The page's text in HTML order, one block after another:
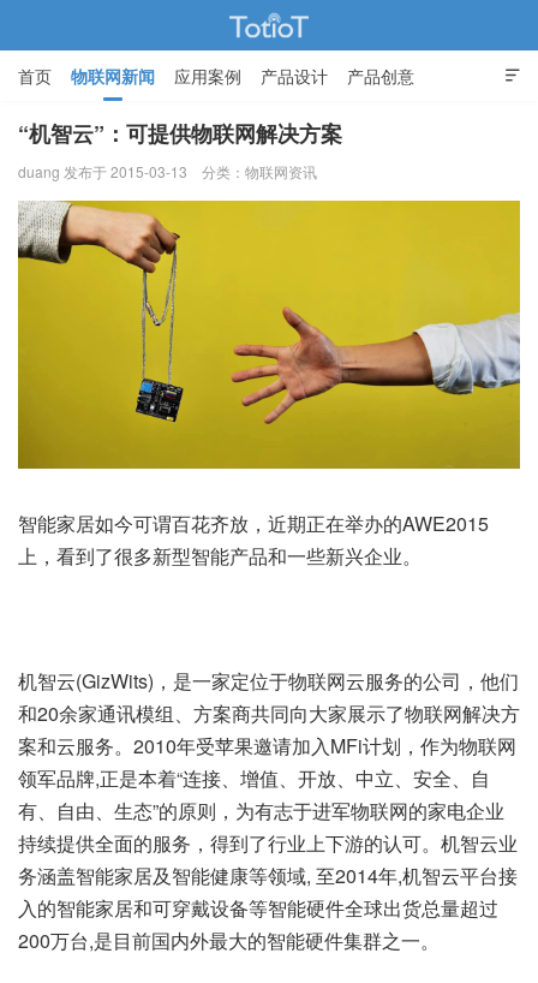
物联网的那些事 - Totiot

首页 物联网新闻 应用案例 产品设计 产品创意
智能家居
“机智云”：可提供物联网解决方案
duang 发布于 2015-03-13 分类： 物联网资讯
智能家居如今可谓百花齐放，近期正在举办的AWE2015
上，看到了很多新型智能产品和一些新兴企业。
机智云(GizWits)，是一家定位于物联网云服务的公司，他们
和20余家通讯模组、方案商共同向大家展示了物联网解决方
案和云服务。2010年受苹果邀请加入MFi计划，作为物联网
领军品牌,正是本着“连接、增值、开放、中立、安全、自
有、自由、生态”的原则，为有志于进军物联网的家电企业
持续提供全面的服务，得到了行业上下游的认可。机智云业
务涵盖智能家居及智能健康等领域, 至2014年,机智云平台接
入的智能家居和可穿戴设备等智能硬件全球出货总量超过
200万台,是目前国内外最大的智能硬件集群之一。